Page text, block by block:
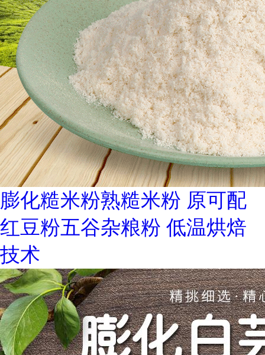
膨化糙米粉熟糙米粉 原可配
红豆粉五谷杂粮粉 低温烘焙
技术